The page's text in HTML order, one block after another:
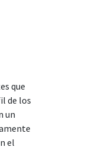
que
de los
un
el